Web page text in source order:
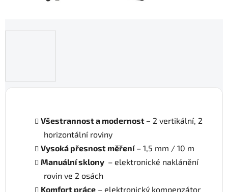
Všestrannost a modernost – 2 vertikální, 2
horizontální roviny
Vysoká přesnost měření – 1,5 mm / 10 m
Manuální sklony – elektronické naklánění
rovin ve 2 osách
Komfort práce – elektronický kompenzátor